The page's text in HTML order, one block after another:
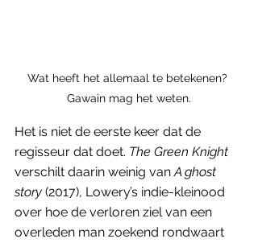
Wat heeft het allemaal te betekenen?
Gawain mag het weten.
Het is niet de eerste keer dat de
regisseur dat doet. The Green Knight
verschilt daarin weinig van A ghost
story (2017), Lowery’s indie-kleinood
over hoe de verloren ziel van een
overleden man zoekend rondwaart